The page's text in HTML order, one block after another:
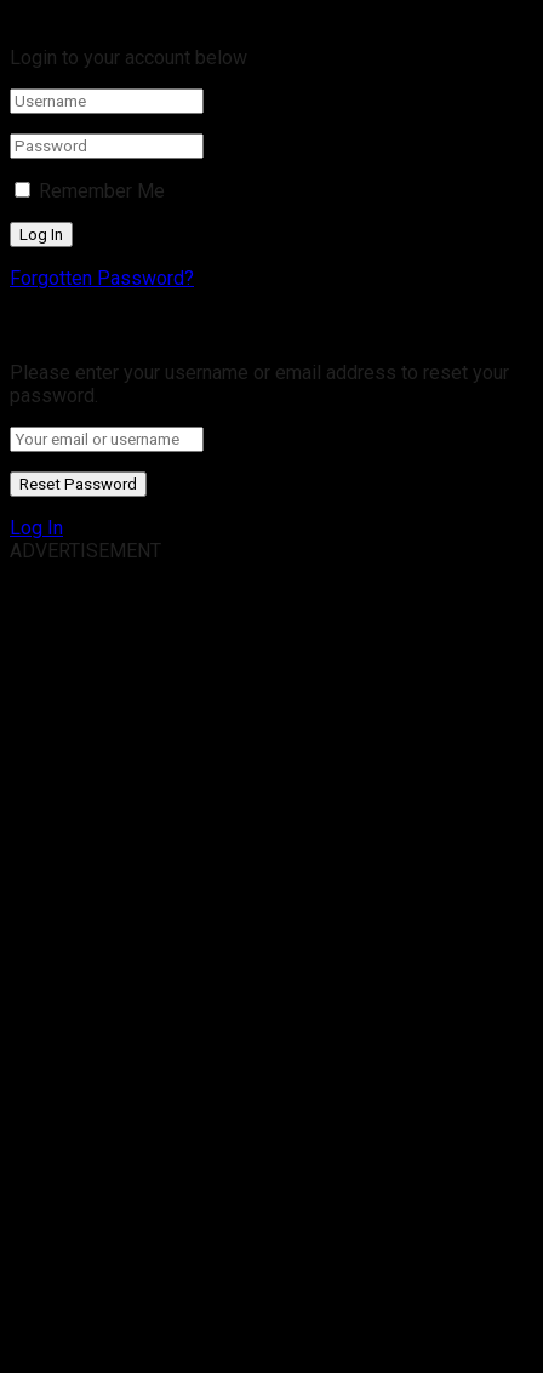
Login to your account below
Remember Me
Forgotten Password?
Please enter your username or email address to reset your
password.
Log In
ADVERTISEMENT